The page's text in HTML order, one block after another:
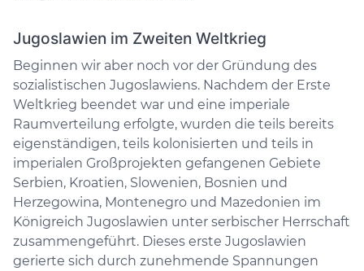
Jugoslawien im Zweiten Weltkrieg
Beginnen wir aber noch vor der Gründung des
sozialistischen Jugoslawiens. Nachdem der Erste
Weltkrieg beendet war und eine imperiale
Raumverteilung erfolgte, wurden die teils bereits
eigenständigen, teils kolonisierten und teils in
imperialen Großprojekten gefangenen Gebiete
Serbien, Kroatien, Slowenien, Bosnien und
Herzegowina, Montenegro und Mazedonien im
Königreich Jugoslawien unter serbischer Herrschaft
zusammengeführt. Dieses erste Jugoslawien
gerierte sich durch zunehmende Spannungen